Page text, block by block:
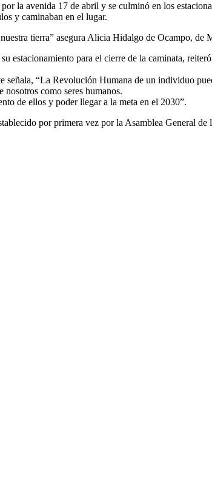
la avenida 17 de abril y se culminó en los
y caminaban en el lugar.
tierra” asegura Alicia Hidalgo de Ocampo,
estacionamiento para el cierre de la caminata,
“La Revolución Humana de un individuo
nosotros como seres humanos.
de ellos y poder llegar a la meta en el 2030”.
por primera vez por la Asamblea General